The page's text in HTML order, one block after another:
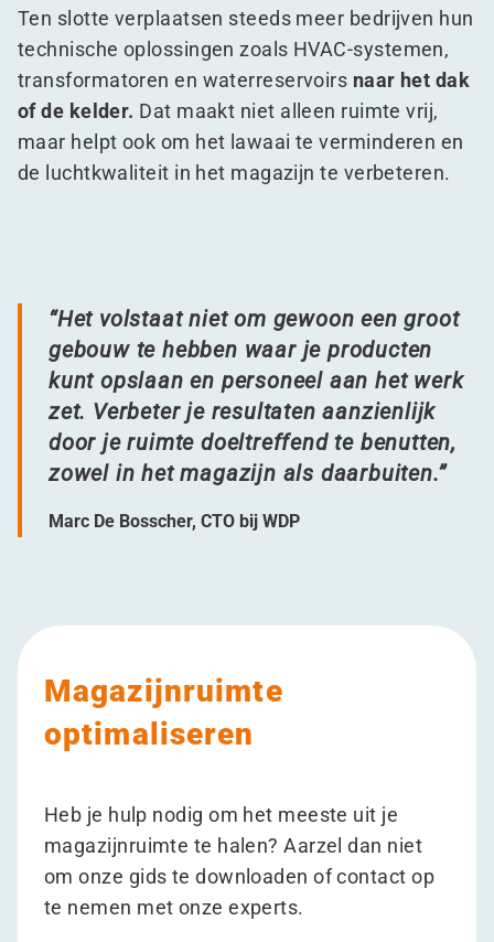
Ten slotte verplaatsen steeds meer bedrijven hun
technische oplossingen zoals HVAC-systemen,
transformatoren en waterreservoirs naar het dak
of de kelder. Dat maakt niet alleen ruimte vrij,
maar helpt ook om het lawaai te verminderen en
de luchtkwaliteit in het magazijn te verbeteren.
“Het volstaat niet om gewoon een groot
gebouw te hebben waar je producten
kunt opslaan en personeel aan het werk
zet. Verbeter je resultaten aanzienlijk
door je ruimte doeltreffend te benutten,
zowel in het magazijn als daarbuiten.”
Marc De Bosscher, CTO bij WDP
Magazijnruimte
optimaliseren
Heb je hulp nodig om het meeste uit je
magazijnruimte te halen? Aarzel dan niet
om onze gids te downloaden of contact op
te nemen met onze experts.